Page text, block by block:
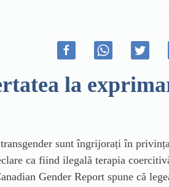
la
sunt îngrijorați în
ca fiind ilegală terapia
Gender Report spune că